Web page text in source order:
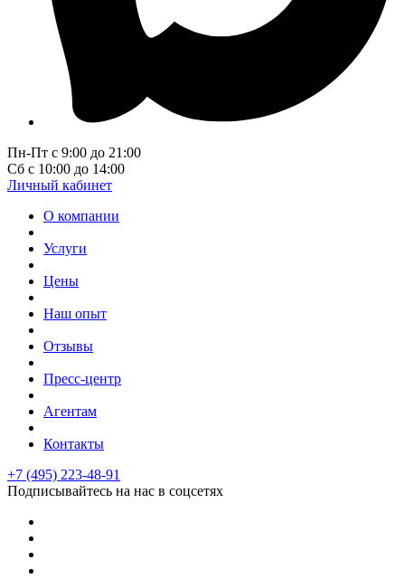
Пн-Пт с 9:00 до 21:00
Сб с 10:00 до 14:00
Личный кабинет
О компании
Услуги
Цены
Наш опыт
Отзывы
Пресс-центр
Агентам
Контакты
+7 (495) 223-48-91
Подписывайтесь на нас в соцсетях